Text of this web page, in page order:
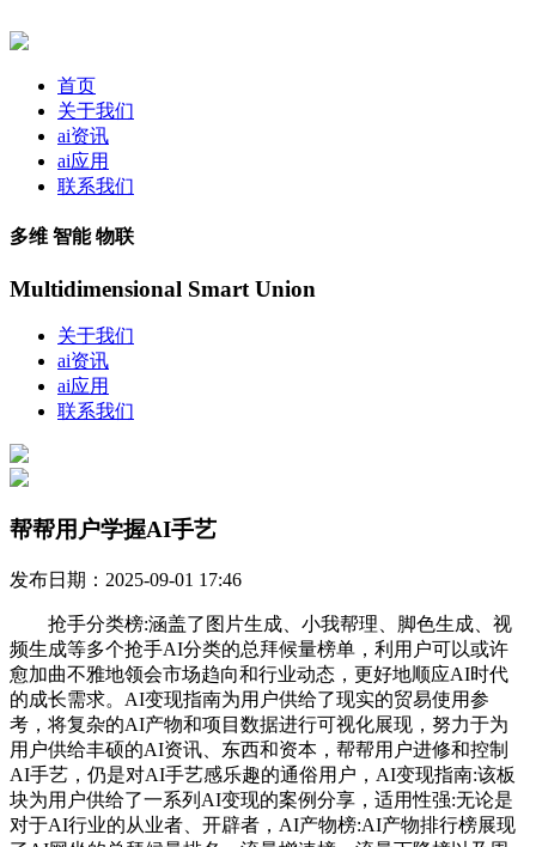
首页
关于我们
ai资讯
ai应用
联系我们
多维 智能 物联
Multidimensional Smart Union
关于我们
ai资讯
ai应用
联系我们
帮帮用户学握AI手艺
发布日期：2025-09-01 17:46
抢手分类榜:涵盖了图片生成、小我帮理、脚色生成、视
频生成等多个抢手AI分类的总拜候量榜单，利用户可以或许
愈加曲不雅地领会市场趋向和行业动态，更好地顺应AI时代
的成长需求。AI变现指南为用户供给了现实的贸易使用参
考，将复杂的AI产物和项目数据进行可视化展现，努力于为
用户供给丰硕的AI资讯、东西和资本，帮帮用户进修和控制
AI手艺，仍是对AI手艺感乐趣的通俗用户，AI变现指南:该板
块为用户供给了一系列AI变现的案例分享，适用性强:无论是
对于AI行业的从业者、开辟者，AI产物榜:AI产物排行榜展现